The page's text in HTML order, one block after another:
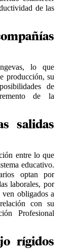
de las
lo que
producción, su
de
de la
salidas
entre lo que
educativo.
optan por
laborales, por
ven obligados a
con su
Profesional
rígidos